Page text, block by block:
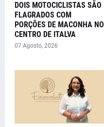
DOIS MOTOCICLISTAS SÃO
FLAGRADOS COM
PORÇÕES DE MACONHA NO
CENTRO DE ITALVA
07 Agosto, 2026